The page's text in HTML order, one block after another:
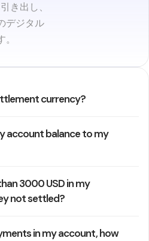
き出し、
デジタル
currency?
account balance to my
3000 USD in my
not settled?
in my account, how